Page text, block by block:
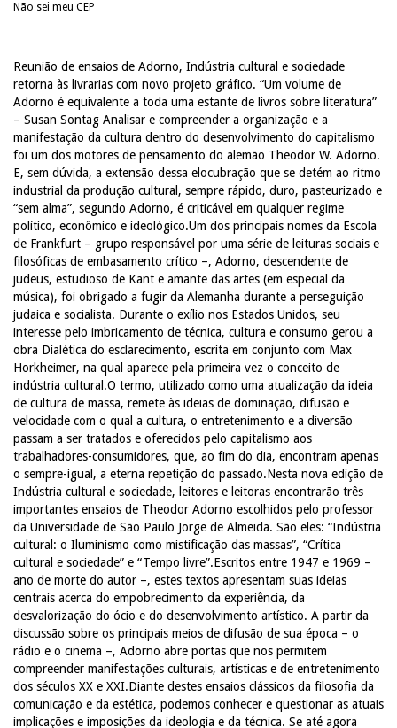
Não sei meu CEP
Reunião de ensaios de Adorno, Indústria cultural e sociedade
retorna às livrarias com novo projeto gráfico. “Um volume de
Adorno é equivalente a toda uma estante de livros sobre literatura”
– Susan Sontag Analisar e compreender a organização e a
manifestação da cultura dentro do desenvolvimento do capitalismo
foi um dos motores de pensamento do alemão Theodor W. Adorno.
E, sem dúvida, a extensão dessa elocubração que se detém ao ritmo
industrial da produção cultural, sempre rápido, duro, pasteurizado e
“sem alma”, segundo Adorno, é criticável em qualquer regime
político, econômico e ideológico.Um dos principais nomes da Escola
de Frankfurt – grupo responsável por uma série de leituras sociais e
filosóficas de embasamento crítico –, Adorno, descendente de
judeus, estudioso de Kant e amante das artes (em especial da
música), foi obrigado a fugir da Alemanha durante a perseguição
judaica e socialista. Durante o exílio nos Estados Unidos, seu
interesse pelo imbricamento de técnica, cultura e consumo gerou a
obra Dialética do esclarecimento, escrita em conjunto com Max
Horkheimer, na qual aparece pela primeira vez o conceito de
indústria cultural.O termo, utilizado como uma atualização da ideia
de cultura de massa, remete às ideias de dominação, difusão e
velocidade com o qual a cultura, o entretenimento e a diversão
passam a ser tratados e oferecidos pelo capitalismo aos
trabalhadores-consumidores, que, ao fim do dia, encontram apenas
o sempre-igual, a eterna repetição do passado.Nesta nova edição de
Indústria cultural e sociedade, leitores e leitoras encontrarão três
importantes ensaios de Theodor Adorno escolhidos pelo professor
da Universidade de São Paulo Jorge de Almeida. São eles: “Indústria
cultural: o Iluminismo como mistificação das massas”, “Crítica
cultural e sociedade” e “Tempo livre”.Escritos entre 1947 e 1969 –
ano de morte do autor –, estes textos apresentam suas ideias
centrais acerca do empobrecimento da experiência, da
desvalorização do ócio e do desenvolvimento artístico. A partir da
discussão sobre os principais meios de difusão de sua época – o
rádio e o cinema –, Adorno abre portas que nos permitem
compreender manifestações culturais, artísticas e de entretenimento
dos séculos XX e XXI.Diante destes ensaios clássicos da filosofia da
comunicação e da estética, podemos conhecer e questionar as atuais
implicações e imposições da ideologia e da técnica. Se até agora